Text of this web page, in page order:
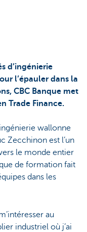
d’ingénierie
l’épauler dans la
CBC Banque met
Trade Finance.
wallonne
Zecchinon est l’un
le monde entier
de formation fait
dans les
au
industriel où j’ai